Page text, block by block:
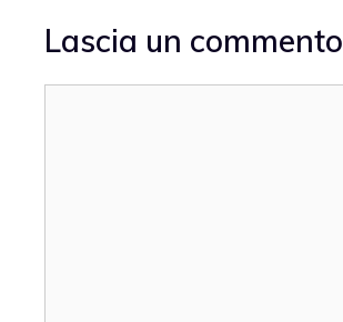
Lascia un commento